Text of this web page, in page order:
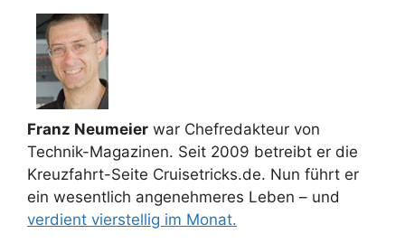
Franz Neumeier war Chefredakteur von
Technik-Magazinen. Seit 2009 betreibt er die
Kreuzfahrt-Seite Cruisetricks.de. Nun führt er
ein wesentlich angenehmeres Leben – und
verdient vierstellig im Monat.